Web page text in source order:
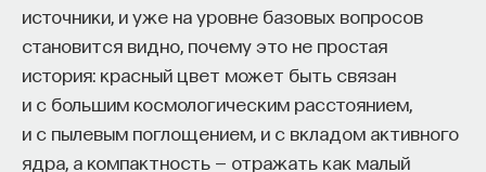
источники, и уже на уровне базовых вопросов
становится видно, почему это не простая
история: красный цвет может быть связан
и с большим космологическим расстоянием,
и с пылевым поглощением, и с вкладом активного
ядра, а компактность — отражать как малый